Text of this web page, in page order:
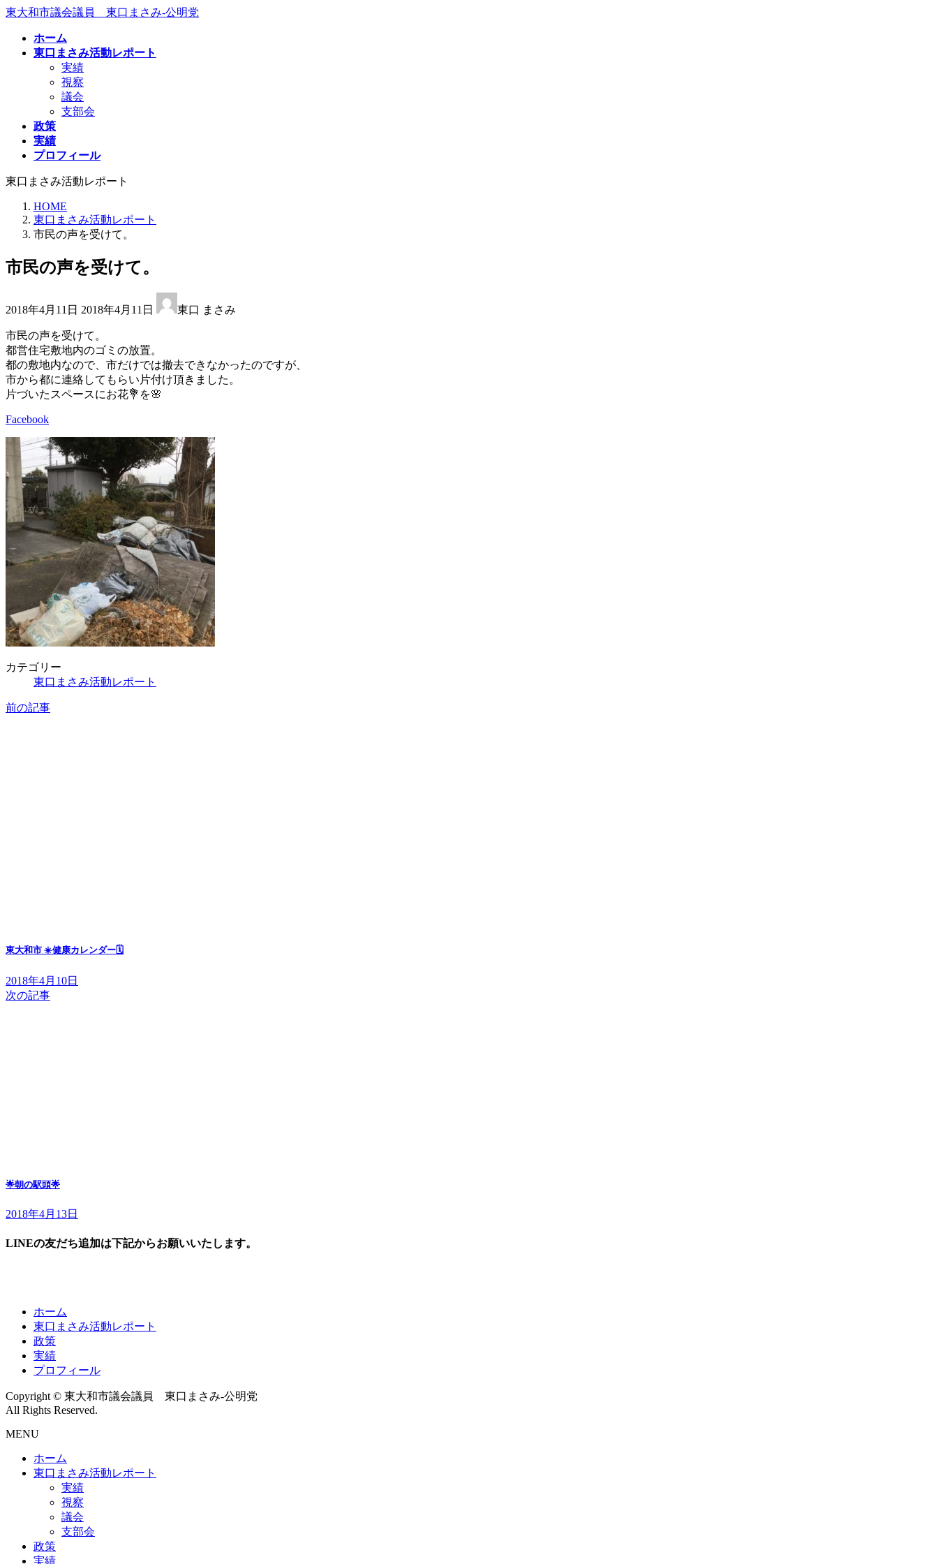
コ
ナ
東大和市議会議員 東口まさみ-公明党
ホーム
東口まさみ活動レポート
実績
視察
議会
支部会
政策
実績
プロフィール
東口まさみ活動レポート
HOME
東口まさみ活動レポート
市民の声を受けて。
市民の声を受けて。
2018年4月11日 終
新
日
時
:
2018年4月11日 東口 まさみ
市民の声を受けて。
都営住宅敷地内のゴミの放置。
都の敷地内なので、市だけでは撤去できなかったのですが、
市から都に連絡してもらい片付け頂きました。
片づいたスペースにお花💐を🌸
Facebook
カテゴリー
東口まさみ活動レポート
前の記事
東大和市 ☀️健康カレンダー🗓
2018年4月10日
次の記事
🌟朝の駅頭🌟
2018年4月13日
LINEの友だち追加は下記からお願いいたします。
ホーム
東口まさみ活動レポート
政策
実績
プロフィール
Copyright © 東大和市議会議員 東口まさみ-公明党
All Rights Reserved.
MENU
ホーム
東口まさみ活動レポート
実績
視察
議会
支部会
政策
実績